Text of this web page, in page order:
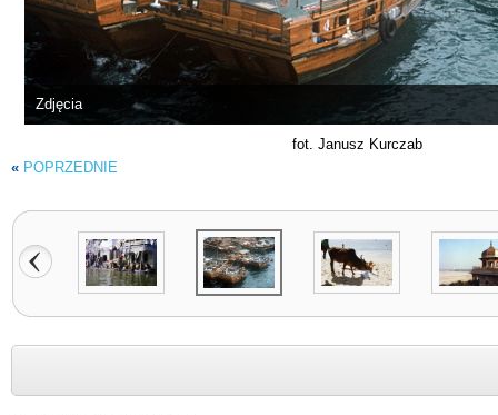
Zdjęcia
fot. Janusz Kurczab
« POPRZEDNIE